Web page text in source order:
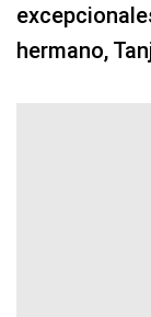
hermano,